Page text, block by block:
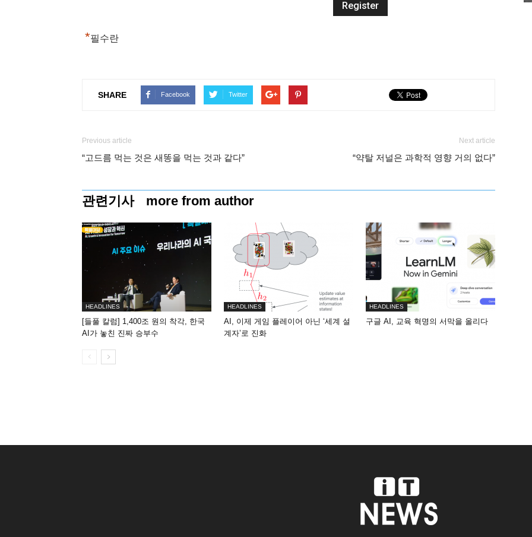
*필수란
SHARE Facebook Twitter
Previous article
“고드름 먹는 것은 새똥을 먹는 것과 같다”
Next article
“약탈 저널은 과학적 영향 거의 없다”
관련기사 more from author
HEADLINES
[들풀 칼럼] 1,400조 원의 착각, 한국
AI가 놓친 진짜 승부수
HEADLINES
AI, 이제 게임 플레이어 아닌 ‘세계 설
계자’로 진화
HEADLINES
구글 AI, 교육 혁명의 서막을 올리다